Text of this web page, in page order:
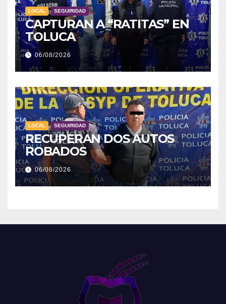
LOCAL SEGUIRIDAD
CAPTURAN A “RATITAS” EN
TOLUCA
06/08/2026
LOCAL SEGUIRIDAD
RECUPERAN DOS AUTOS
ROBADOS
06/08/2026